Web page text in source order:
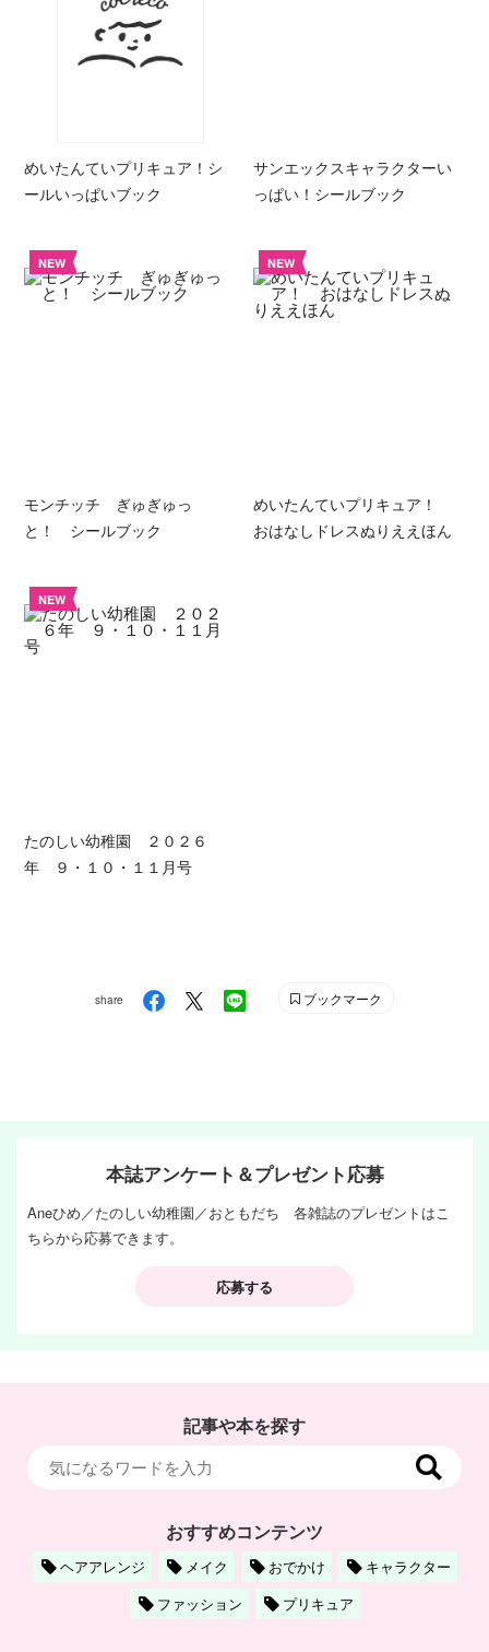
めいたんていプリキュア！シ
ールいっぱいブック
サンエックスキャラクターい
っぱい！シールブック
NEW
モンチッチ ぎゅぎゅっ
と！ シールブック
NEW
めいたんていプリキュア！
おはなしドレスぬりええほん
NEW
たのしい幼稚園 ２０２６
年 ９・１０・１１月号
share ブックマーク
本誌アンケート＆プレゼント応募
Aneひめ／たのしい幼稚園／おともだち 各雑誌のプレゼントはこ
ちらから応募できます。
応募する
記事や本を探す
おすすめコンテンツ
ヘアアレンジ メイク おでかけ
キャラクター
ファッション
プリキュア